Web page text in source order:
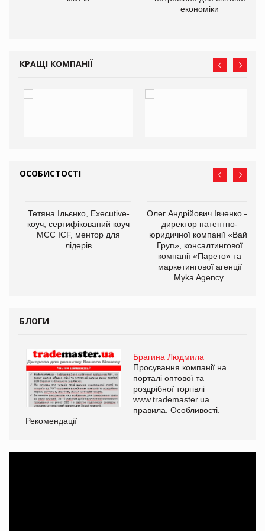
економіки
КРАЩІ КОМПАНІЇ
ОСОБИСТОСТІ
Тетяна Ільєнко, Executive-
коуч, сертифікований коуч
МСС ICF, ментор для
лідерів
Олег Андрійович Івченко —
директор патентно-
юридичної компанії «Вайз
Груп», консалтингової
компанії «Парето» та
маркетингової агенції
Myka Agency.
БЛОГИ
Брагина Людмила
Просування компанії на
порталі оптової та
роздрібної торгівлі
www.trademaster.ua.
правила. Особливості.
Рекомендації